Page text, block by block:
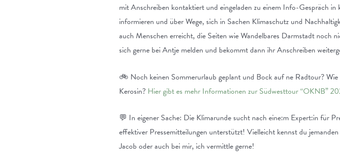
mit Anschreiben kontaktiert und eingeladen zu einem Info-Gespräch
informieren und über Wege, sich in Sachen Klimaschutz und
auch Menschen erreicht, die Seiten wie Wandelbares Darmstadt noch
sich gerne bei Antje melden und bekommt dann ihr Anschreiben
🚲 Noch keinen Sommerurlaub geplant und Bock auf ne Radtour?
Kerosin? Hier gibt es mehr Informationen zur Südwesttour “OKNB”
💬 In eigener Sache: Die Klimarunde sucht nach eine:m Expert:in für
effektiver Pressemitteilungen unterstützt! Vielleicht kennst du
Jacob oder auch bei mir, ich vermittle gerne!